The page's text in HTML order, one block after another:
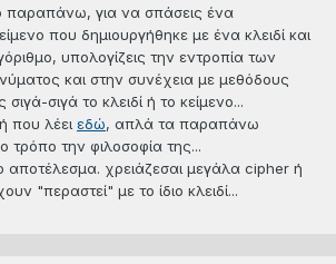
παραπάνω, για να σπάσεις ένα
που δημιουργήθηκε με ένα κλειδί και
υπολογίζεις την εντροπία των
και στην συνέχεια με μεθόδους
σιγά το κλειδί ή το κείμενο...
που λέει εδώ, απλά τα παραπάνω
τρόπο την φιλοσοφία της...
αποτέλεσμα. χρειάζεσαι μεγάλα cipher ή
"περαστεί" με το ίδιο κλειδί...